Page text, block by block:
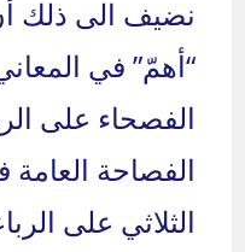
نضيف الى ذلك
“أهمّ” في
الفصحاء على
الفصاحة
الثلاثي على